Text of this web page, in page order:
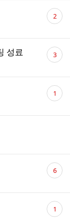
댓
글 2
성료
댓
글 3
댓
글 1
댓
글 6
댓
글 1